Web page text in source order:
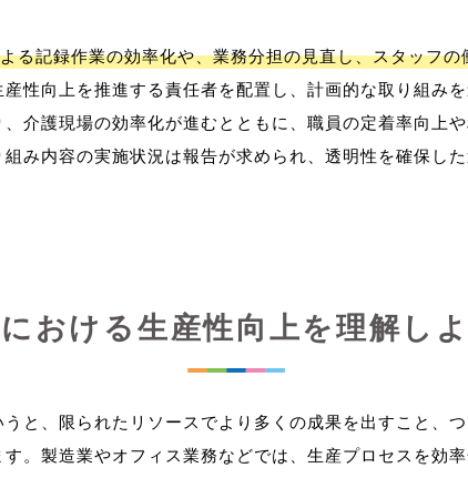
る記録作業の効率化や、業務分担の見直し、スタッフ
産性向上を推進する責任者を配置し、計画的な取り組み
介護現場の効率化が進むとともに、職員の定着率向上
おける生産性向上を理解しよ
と、限られたリソースでより多くの成果を出すこと、
す。製造業やオフィス業務などでは、生産プロセスを効